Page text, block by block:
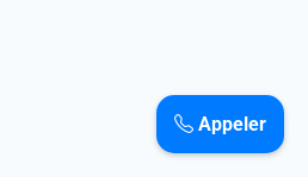
Appeler